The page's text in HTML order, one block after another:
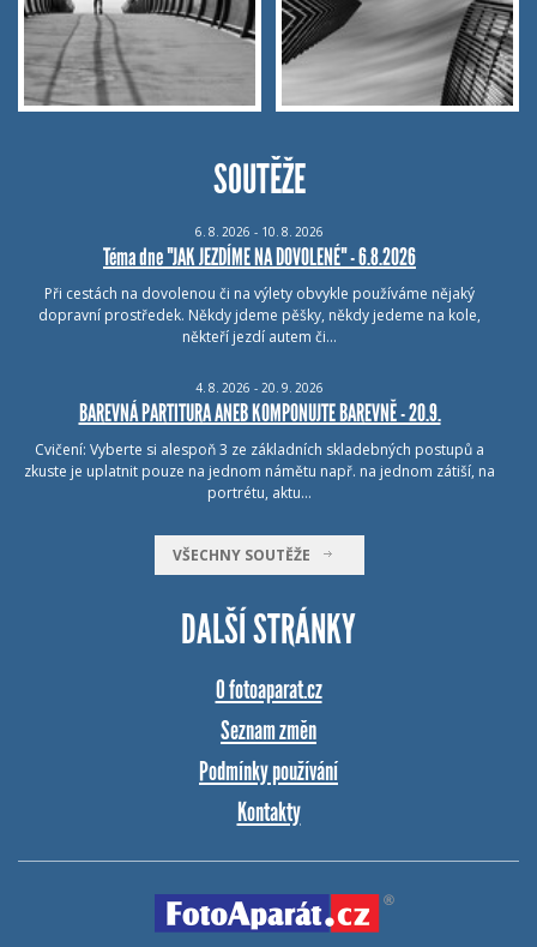
SOUTĚŽE
6. 8. 2026 - 10. 8. 2026
Téma dne "JAK JEZDÍME NA DOVOLENÉ" - 6.8.2026
Při cestách na dovolenou či na výlety obvykle používáme nějaký
dopravní prostředek. Někdy jdeme pěšky, někdy jedeme na kole,
někteří jezdí autem či…
4. 8. 2026 - 20. 9. 2026
BAREVNÁ PARTITURA ANEB KOMPONUJTE BAREVNĚ - 20.9.
Cvičení: Vyberte si alespoň 3 ze základních skladebných postupů a
zkuste je uplatnit pouze na jednom námětu např. na jednom zátiší, na
portrétu, aktu…
VŠECHNY SOUTĚŽE
DALŠÍ STRÁNKY
O fotoaparat.cz
Seznam změn
Podmínky používání
Kontakty